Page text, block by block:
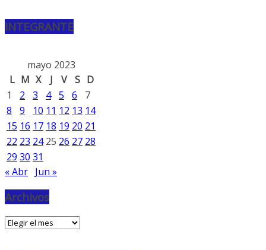
INTEGRANTE
mayo 2023
L M X J V S D
1
2 3 4 5 6
7
8
9 10 11 12 13 14
15 16 17 18 19 20 21
22 23 24 25 26 27 28
29 30 31
« Abr Jun »
Archivos
Archivos